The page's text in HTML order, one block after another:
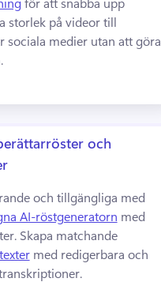
storlek på videor till
sociala medier utan att göra
och
och tillgängliga med
AI-röstgeneratorn med
Skapa matchande
med redigerbara och